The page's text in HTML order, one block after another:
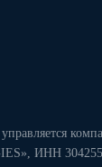
ИНН